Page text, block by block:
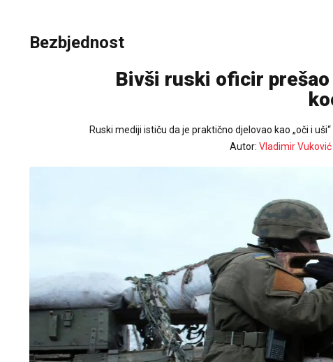
Bezbjednost
Bivši ruski oficir
Ruski mediji ističu da je praktično djelovao kao „oči i
Autor: Vladimir Vuković